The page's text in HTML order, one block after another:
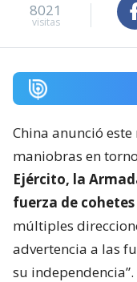
8021
visitas
China anunció
maniobras en
Ejército, la
fuerza de cohetes
múltiples
advertencia a las
su independencia”.